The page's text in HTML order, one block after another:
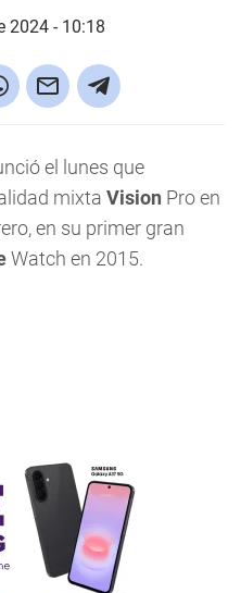
2024 - 10:18
el lunes que
mixta Vision Pro en
en su primer gran
Watch en 2015.